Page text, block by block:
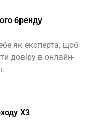
бренду
як експерта, щоб
довіру в онлайн-
Х3